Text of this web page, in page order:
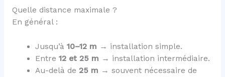
Quelle distance maximale ?
En général :
Jusqu’à10–12 m → installation simple.
Entre12 et 25 m → installation intermédiaire.
Au-delà de25 m → souvent nécessaire de